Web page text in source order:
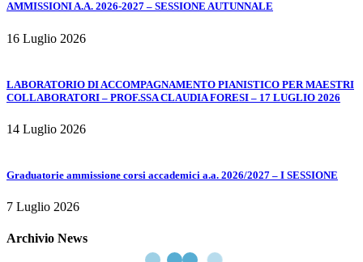
AMMISSIONI A.A. 2026-2027 – SESSIONE AUTUNNALE
16 Luglio 2026
LABORATORIO DI ACCOMPAGNAMENTO PIANISTICO PER MAESTRI
COLLABORATORI – PROF.SSA CLAUDIA FORESI – 17 LUGLIO 2026
14 Luglio 2026
Graduatorie ammissione corsi accademici a.a. 2026/2027 – I SESSIONE
7 Luglio 2026
Archivio News